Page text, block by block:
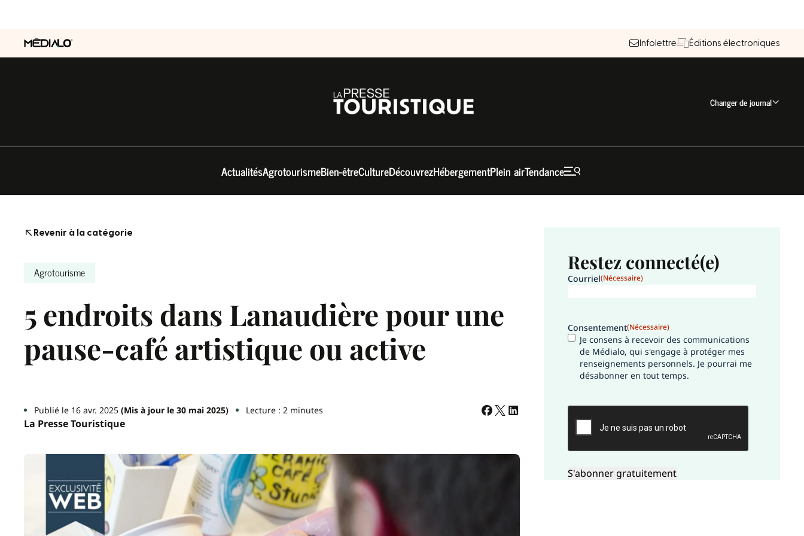
Infolettre Éditions électroniques
Changer de journal
ActualitésAgrotourismeBien-êtreCultureDécouvrezHébergementPlein airTendance
Revenir à la catégorie
Agrotourisme
5 endroits dans Lanaudière pour une
pause-café artistique ou active
Publié le 16 avr. 2025(Mis à jour le 30 mai 2025) Lecture : 2 minutes
La Presse Touristique
Restez connecté(e)
Courriel(Nécessaire)
Consentement(Nécessaire)
Je consens à recevoir des communications
de Médialo, qui s'engage à protéger mes
renseignements personnels. Je pourrai me
désabonner en tout temps.
CAPTCHA